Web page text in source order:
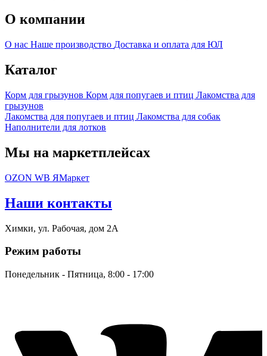
О компании
О нас Наше производство Доставка и оплата для ЮЛ
Каталог
Корм для грызунов Корм для попугаев и птиц Лакомства для
грызунов
Лакомства для попугаев и птиц Лакомства для собак
Наполнители для лотков
Мы на маркетплейсах
OZON WB ЯМаркет
Наши контакты
Химки, ул. Рабочая, дом 2А
Режим работы
Понедельник - Пятница, 8:00 - 17:00